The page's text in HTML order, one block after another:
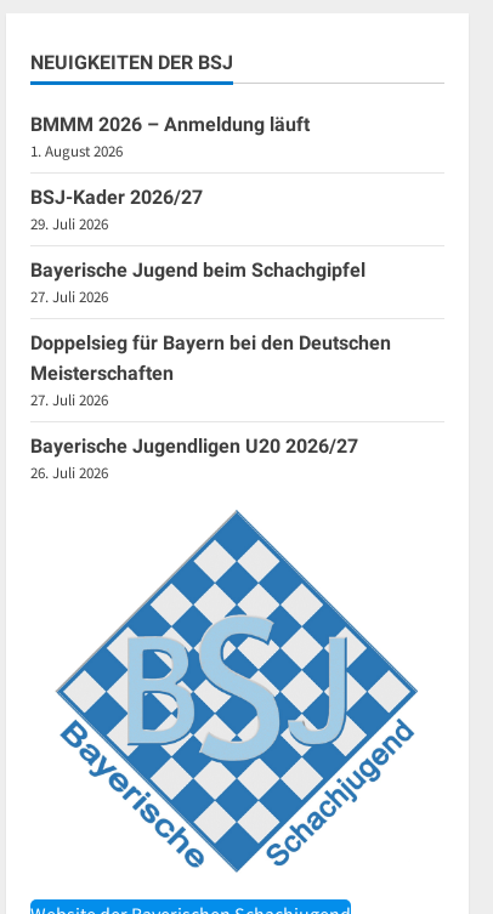
NEUIGKEITEN DER BSJ
BMMM 2026 – Anmeldung läuft
1. August 2026
BSJ-Kader 2026/27
29. Juli 2026
Bayerische Jugend beim Schachgipfel
27. Juli 2026
Doppelsieg für Bayern bei den Deutschen
Meisterschaften
27. Juli 2026
Bayerische Jugendligen U20 2026/27
26. Juli 2026